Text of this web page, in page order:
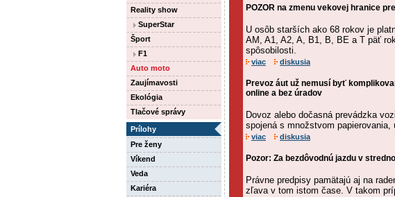
Reality show
SuperStar
Šport
F1
Auto moto
Zaujímavosti
Ekológia
Tlačové správy
Prílohy
Pre ženy
Víkend
Veda
Kariéra
POZOR na zmenu vekovej hranice
U osôb starších ako 68 rokov je
AM, A1, A2, A, B1, B, BE a T päť
spôsobilosti.
viac diskusia
Prevoz áut už nemusí byť
online a bez úradov
Dovoz alebo dočasná prevádzka
spojená s množstvom
viac diskusia
Pozor: Za bezdôvodnú jazdu v
Právne predpisy pamätajú aj na
zľava v tom istom čase. V takom